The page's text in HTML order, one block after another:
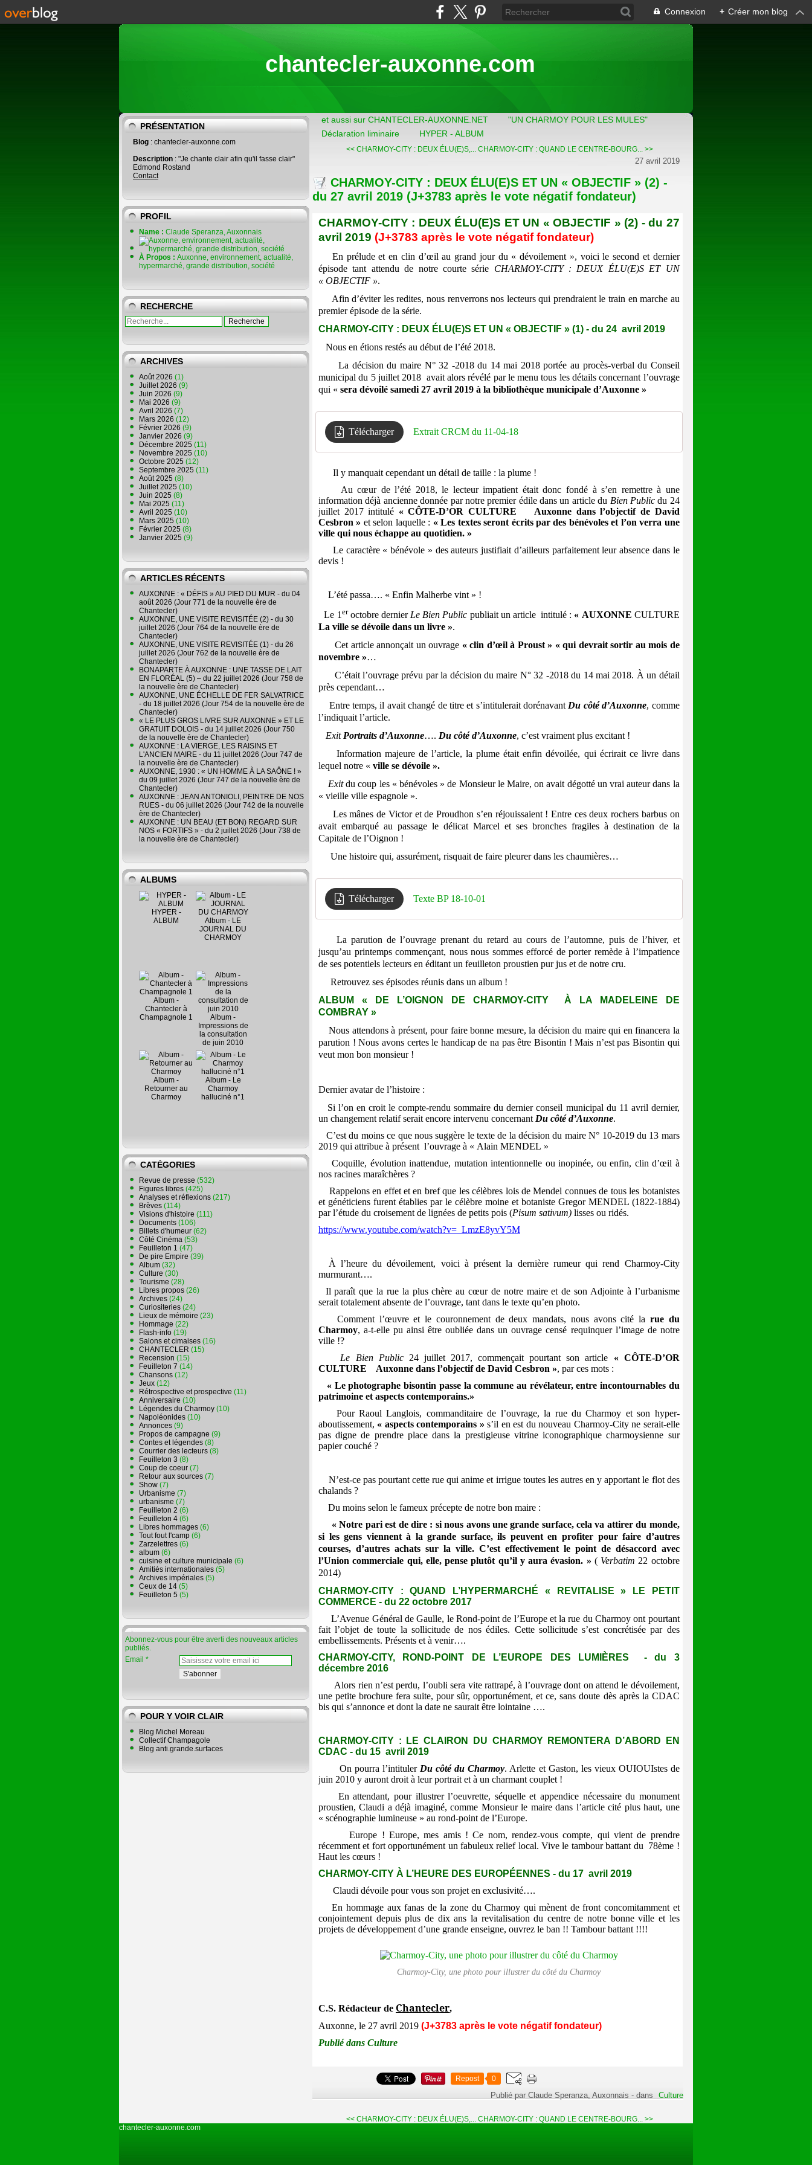
Connexion + Créer mon blog
chantecler-auxonne.com
PRÉSENTATION
Blog : chantecler-auxonne.com
Description : "Je chante clair afin qu'il fasse clair"
Edmond Rostand
Contact
PROFIL
Name : Claude Speranza, Auxonnais
À Propos : Auxonne, environnement, actualité,
hypermarché, grande distribution, société
RECHERCHE
ARCHIVES
Août 2026 (1)
Juillet 2026 (9)
Juin 2026 (9)
Mai 2026 (9)
Avril 2026 (7)
Mars 2026 (12)
Février 2026 (9)
Janvier 2026 (9)
Décembre 2025 (11)
Novembre 2025 (10)
Octobre 2025 (12)
Septembre 2025 (11)
Août 2025 (8)
Juillet 2025 (10)
Juin 2025 (8)
Mai 2025 (11)
Avril 2025 (10)
Mars 2025 (10)
Février 2025 (8)
Janvier 2025 (9)
ARTICLES RÉCENTS
AUXONNE : « DÉFIS » AU PIED DU MUR - du 04
août 2026 (Jour 771 de la nouvelle ère de
Chantecler)
AUXONNE, UNE VISITE REVISITÉE (2) - du 30
juillet 2026 (Jour 764 de la nouvelle ère de
Chantecler)
AUXONNE, UNE VISITE REVISITÉE (1) - du 26
juillet 2026 (Jour 762 de la nouvelle ère de
Chantecler)
BONAPARTE À AUXONNE : UNE TASSE DE LAIT
EN FLORÉAL (5) – du 22 juillet 2026 (Jour 758 de
la nouvelle ère de Chantecler)
AUXONNE, UNE ÉCHELLE DE FER SALVATRICE
- du 18 juillet 2026 (Jour 754 de la nouvelle ère de
Chantecler)
« LE PLUS GROS LIVRE SUR AUXONNE » ET LE
GRATUIT DOLOIS - du 14 juillet 2026 (Jour 750
de la nouvelle ère de Chantecler)
AUXONNE : LA VIERGE, LES RAISINS ET
L'ANCIEN MAIRE - du 11 juillet 2026 (Jour 747 de
la nouvelle ère de Chantecler)
AUXONNE, 1930 : « UN HOMME À LA SAÔNE ! »
du 09 juillet 2026 (Jour 747 de la nouvelle ère de
Chantecler)
AUXONNE : JEAN ANTONIOLI, PEINTRE DE NOS
RUES - du 06 juillet 2026 (Jour 742 de la nouvelle
ère de Chantecler)
AUXONNE : UN BEAU (ET BON) REGARD SUR
NOS « FORTIFS » - du 2 juillet 2026 (Jour 738 de
la nouvelle ère de Chantecler)
ALBUMS
HYPER -
ALBUM
Album - LE
JOURNAL DU
CHARMOY
Album -
Chantecler à
Champagnole 1
Album -
Impressions de
la consultation
de juin 2010
Album -
Retourner au
Charmoy
Album - Le
Charmoy
halluciné n°1
CATÉGORIES
Revue de presse (532)
Figures libres (425)
Analyses et réflexions (217)
Brèves (114)
Visions d'histoire (111)
Documents (106)
Billets d'humeur (62)
Côté Cinéma (53)
Feuilleton 1 (47)
De pire Empire (39)
Album (32)
Culture (30)
Tourisme (28)
Libres propos (26)
Archives (24)
Curiositeries (24)
Lieux de mémoire (23)
Hommage (22)
Flash-info (19)
Salons et cimaises (16)
CHANTECLER (15)
Recension (15)
Feuilleton 7 (14)
Chansons (12)
Jeux (12)
Rétrospective et prospective (11)
Anniversaire (10)
Légendes du Charmoy (10)
Napoléonides (10)
Annonces (9)
Propos de campagne (9)
Contes et légendes (8)
Courrier des lecteurs (8)
Feuilleton 3 (8)
Coup de coeur (7)
Retour aux sources (7)
Show (7)
Urbanisme (7)
urbanisme (7)
Feuilleton 2 (6)
Feuilleton 4 (6)
Libres hommages (6)
Tout fout l'camp (6)
Zarzelettres (6)
album (6)
cuisine et culture municipale (6)
Amitiés internationales (5)
Archives impériales (5)
Ceux de 14 (5)
Feuilleton 5 (5)
Abonnez-vous pour être averti des nouveaux articles
publiés.
Email
POUR Y VOIR CLAIR
Blog Michel Moreau
Collectif Champagole
Blog anti.grande.surfaces
et aussi sur CHANTECLER-AUXONNE.NET
"UN CHARMOY POUR LES MULES"
Déclaration liminaire
HYPER - ALBUM
<< CHARMOY-CITY : DEUX ÉLU(E)S,... CHARMOY-CITY : QUAND LE CENTRE-BOURG... >>
27 avril 2019
CHARMOY-CITY : DEUX ÉLU(E)S ET UN « OBJECTIF » (2) -
du 27 avril 2019 (J+3783 après le vote négatif fondateur)
CHARMOY-CITY : DEUX ÉLU(E)S ET UN « OBJECTIF » (2) - du 27
avril 2019 (J+3783 après le vote négatif fondateur)
En prélude et en clin d’œil au grand jour du « dévoilement », voici le second et dernier
épisode tant attendu de notre courte série CHARMOY-CITY : DEUX ÉLU(E)S ET UN
« OBJECTIF ».
Afin d’éviter les redites, nous renverrons nos lecteurs qui prendraient le train en marche au
premier épisode de la série.
CHARMOY-CITY : DEUX ÉLU(E)S ET UN « OBJECTIF » (1) - du 24 avril 2019
Nous en étions restés au début de l’été 2018.
La décision du maire N° 32 -2018 du 14 mai 2018 portée au procès-verbal du Conseil
municipal du 5 juillet 2018 avait alors révélé par le menu tous les détails concernant l’ouvrage
qui « sera dévoilé samedi 27 avril 2019 à la bibliothèque municipale d’Auxonne »
Télécharger Extrait CRCM du 11-04-18
Il y manquait cependant un détail de taille : la plume !
Au cœur de l’été 2018, le lecteur impatient était donc fondé à s’en remettre à une
information déjà ancienne donnée par notre premier édile dans un article du Bien Publicdu 24
juillet 2017 intitulé « CÔTE-D’OR CULTURE Auxonne dans l’objectif de David
Cesbron » et selon laquelle : « Les textes seront écrits par des bénévoles et l’on verra une
ville qui nous échappe au quotidien. »
Le caractère « bénévole » des auteurs justifiait d’ailleurs parfaitement leur absence dans le
devis !
L’été passa…. « Enfin Malherbe vint » !
Le 1 eroctobre dernierLe Bien Public publiait un article intitulé : « AUXONNE CULTURE
La ville se dévoile dans un livre ».
Cet article annonçait un ouvrage « clin d’œil à Proust » « qui devrait sortir au mois de
novembre »…
C’était l’ouvrage prévu par la décision du maire N° 32 -2018 du 14 mai 2018. À un détail
près cependant…
Entre temps, il avait changé de titre et s’intitulerait dorénavant Du côté d’Auxonne, comme
l’indiquait l’article.
Exit Portraits d’Auxonne…. Du côté d’Auxonne, c’est vraiment plus excitant !
Information majeure de l’article, la plume était enfin dévoilée, qui écrirait ce livre dans
lequel notre « ville se dévoile ».
Exitdu coup les « bénévoles » de Monsieur le Maire, on avait dégotté un vrai auteur dans la
« vieille ville espagnole ».
Les mânes de Victor et de Proudhon s’en réjouissaient ! Entre ces deux rochers barbus on
avait embarqué au passage le délicat Marcel et ses bronches fragiles à destination de la
Capitale de l’Oignon !
Une histoire qui, assurément, risquait de faire pleurer dans les chaumières…
Télécharger Texte BP 18-10-01
La parution de l’ouvrage prenant du retard au cours de l’automne, puis de l’hiver, et
jusqu’au printemps commençant, nous nous sommes efforcé de porter remède à l’impatience
de ses potentiels lecteurs en éditant un feuilleton proustien pur jus et de notre cru.
Retrouvez ses épisodes réunis dans un album !
ALBUM « DE L’OIGNON DE CHARMOY-CITY À LA MADELEINE DE
COMBRAY »
Nous attendons à présent, pour faire bonne mesure, la décision du maire qui en financera la
parution ! Nous avons certes le handicap de na pas être Bisontin ! Mais n’est pas Bisontin qui
veut mon bon monsieur !
Dernier avatar de l’histoire :
Si l’on en croit le compte-rendu sommaire du dernier conseil municipal du 11 avril dernier,
un changement relatif serait encore intervenu concernant Du côté d’Auxonne.
C’est du moins ce que nous suggère le texte de la décision du maire N° 10-2019 du 13 mars
2019 qui attribue à présent l’ouvrage à « Alain MENDEL »
Coquille, évolution inattendue, mutation intentionnelle ou inopinée, ou enfin, clin d’œil à
nos racines maraîchères ?
Rappelons en effet et en bref que les célèbres lois de Mendel connues de tous les botanistes
et généticiens furent établies par le célèbre moine et botaniste Gregor MENDEL (1822-1884)
par l’étude du croisement de lignées de petits pois (Pisum sativum) lisses ou ridés.
https://www.youtube.com/watch?v=_LmzE8yvY5M
À l’heure du dévoilement, voici à présent la dernière rumeur qui rend Charmoy-City
murmurant….
Il paraît que la rue la plus chère au cœur de notre maire et de son Adjointe à l’urbanisme
serait totalement absente de l’ouvrage, tant dans le texte qu’en photo.
Comment l’œuvre et le couronnement de deux mandats, nous avons cité la rue du
Charmoy, a-t-elle pu ainsi être oubliée dans un ouvrage censé requinquer l’image de notre
ville !?
Le Bien Public24 juillet 2017, commençait pourtant son article « CÔTE-D’OR
CULTURE Auxonne dans l’objectif de David Cesbron », par ces mots :
« Le photographe bisontin passe la commune au révélateur, entre incontournables du
patrimoine et aspects contemporains.»
Pour Raoul Langlois, commanditaire de l’ouvrage, la rue du Charmoy et son hyper-
aboutissement, « aspects contemporains » s’il en est du nouveau Charmoy-City ne serait-elle
pas digne de prendre place dans la prestigieuse vitrine iconographique charmoysienne sur
papier couché ?
N’est-ce pas pourtant cette rue qui anime et irrigue toutes les autres en y apportant le flot des
chalands ?
Du moins selon le fameux précepte de notre bon maire :
« Notre pari est de dire : si nous avons une grande surface, cela va attirer du monde,
si les gens viennent à la grande surface, ils peuvent en profiter pour faire d’autres
courses, d’autres achats sur la ville. C’est effectivement le point de désaccord avec
l’Union commerciale qui, elle, pense plutôt qu’il y aura évasion. » ( Verbatim 22 octobre
2014)
CHARMOY-CITY : QUAND L’HYPERMARCHÉ « REVITALISE » LE PETIT
COMMERCE - du 22 octobre 2017
L’Avenue Général de Gaulle, le Rond-point de l’Europe et la rue du Charmoy ont pourtant
fait l’objet de toute la sollicitude de nos édiles. Cette sollicitude s’est concrétisée par des
embellissements. Présents et à venir….
CHARMOY-CITY, ROND-POINT DE L’EUROPE DES LUMIÈRES - du 3
décembre 2016
Alors rien n’est perdu, l’oubli sera vite rattrapé, à l’ouvrage dont on attend le dévoilement,
une petite brochure fera suite, pour sûr, opportunément, et ce, sans doute dès après la CDAC
bis qui s’annonce et dont la date ne saurait être lointaine ….
CHARMOY-CITY : LE CLAIRON DU CHARMOY REMONTERA D’ABORD EN
CDAC - du 15 avril 2019
On pourra l’intituler Du côté du Charmoy. Arlette et Gaston, les vieux OUIOUIstes de
juin 2010 y auront droit à leur portrait et à un charmant couplet !
En attendant, pour illustrer l’oeuvrette, séquelle et appendice nécessaire du monument
proustien, Claudi a déjà imaginé, comme Monsieur le maire dans l’article cité plus haut, une
« scénographie lumineuse » au rond-point de l’Europe.
Europe ! Europe, mes amis ! Ce nom, rendez-vous compte, qui vient de prendre
récemment et fort opportunément un fabuleux relief local. Vive le tambour battant du 78ème !
Haut les cœurs !
CHARMOY-CITY À L’HEURE DES EUROPÉENNES - du 17 avril 2019
Claudi dévoile pour vous son projet en exclusivité….
En hommage aux fanas de la zone du Charmoy qui mènent de front concomitamment et
conjointement depuis plus de dix ans la revitalisation du centre de notre bonne ville et les
projets de développement d’une grande enseigne, ouvrez le ban !! Tambour battant !!!!
Charmoy-City, une photo pour illustrer du côté du Charmoy
C.S. Rédacteur de Chantecler,
Auxonne, le 27 avril 2019 (J+3783 après le vote négatif fondateur)
Publié dans Culture
Repost 0
Publié par Claude Speranza, Auxonnais -dans Culture
<< CHARMOY-CITY : DEUX ÉLU(E)S,...
CHARMOY-CITY : QUAND LE CENTRE-BOURG... >>
chantecler-auxonne.com